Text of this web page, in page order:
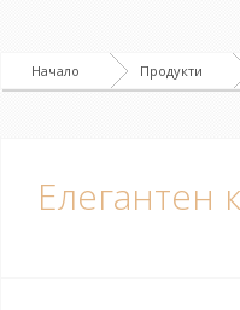
Начало Продукти
Елегантен